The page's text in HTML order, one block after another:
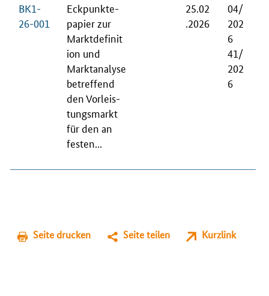
BK1-
26-001
Eck­punk­te­
pa­pier zur
Markt­de­fi­ni­t
i­on und
Markt­ana­ly­se
be­tref­fend
den Vor­leis­
tungs­markt
für den an
fes­ten...
25.02
.2026
04/
202
6
41/
202
6
Seite drucken Seite teilen Kurzlink